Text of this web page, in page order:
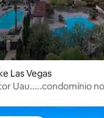
Las Vegas
Uau.....condomínio